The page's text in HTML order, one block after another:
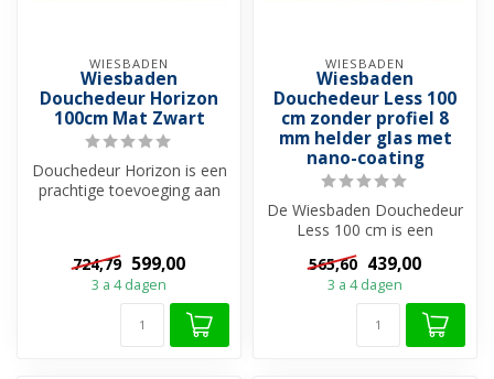
WIESBADEN
Wiesbaden
Douchedeur Horizon
100cm Mat Zwart
Douchedeur Horizon is een
prachtige toevoeging aan
724,79 599,00
3 a 4 dagen
WIESBADEN
Wiesbaden
Douchedeur Less 100
cm zonder profiel 8
mm helder glas met
nano-coating
De Wiesbaden Douchedeur
Less 100 cm is een
keuze voor ...
565,60 439,00
3 a 4 dagen